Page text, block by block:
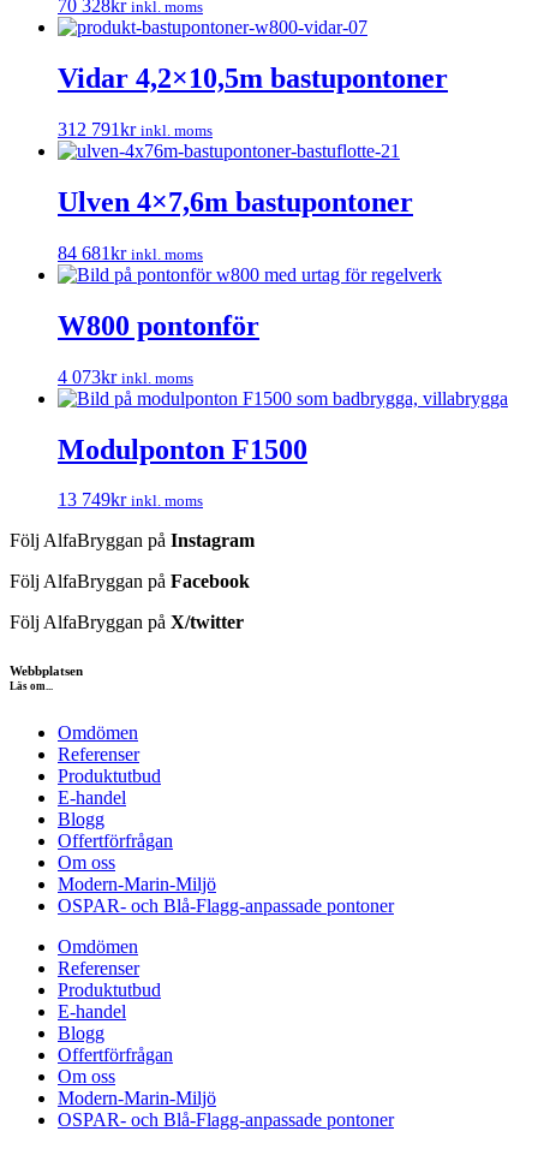
70 328kr inkl. moms
Vidar 4,2×10,5m bastupontoner
312 791kr inkl. moms
Ulven 4×7,6m bastupontoner
84 681kr inkl. moms
W800 pontonför
4 073kr inkl. moms
Modulponton F1500
13 749kr inkl. moms
Följ AlfaBryggan på Instagram
Följ AlfaBryggan på Facebook
Följ AlfaBryggan på X/twitter
Webbplatsen
Läs om...
Omdömen
Referenser
Produktutbud
E-handel
Blogg
Offertförfrågan
Om oss
Modern-Marin-Miljö
OSPAR- och Blå-Flagg-anpassade pontoner
Omdömen
Referenser
Produktutbud
E-handel
Blogg
Offertförfrågan
Om oss
Modern-Marin-Miljö
OSPAR- och Blå-Flagg-anpassade pontoner